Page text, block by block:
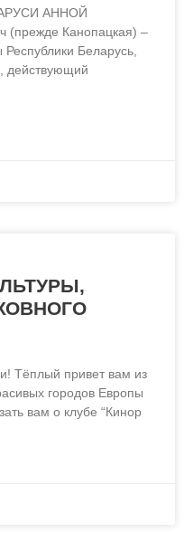
АННОЙ
Канопацкая) –
Беларусь,
действующий
Тёплый привет вам из
городов Европы
вам о клубе “Кинор